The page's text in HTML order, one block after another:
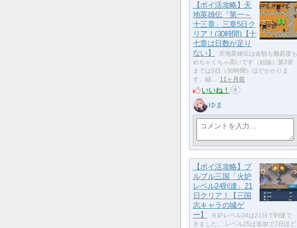
【ポイ活攻略】天
地英雄伝「第一～
十三章」三章5日ク
リア！(30時間)【十
七章は日数が足り
ない】
天地英雄伝は金額も難易度も
めちゃくちゃ高いです（結論）第3章
までは5日（30時間）ほどかかりま
す。細… 11ヶ月前
いいね！ 0
ゆま
【ポイ活攻略】ブ
ルブル三国「火炉
レベル24到達」21
日クリア！【三国
志キャラの城ゲ
ー】
火炉レベル24は21日で到達で
きました。 レベル25は追加で7日ほど